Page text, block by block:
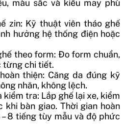
màu sắc và kiểu may phù
zin: Kỹ thuật viên tháo ghế
hưởng hệ thống điện hoặc
theo form: Đo form chuẩn,
từng chi tiết.
thiện: Căng da đúng kỹ
nhăn, không lệch.
kiểm tra: Lắp ghế lại xe, kiểm
bàn giao. Thời gian hoàn
8 tiếng tùy mẫu và độ phức